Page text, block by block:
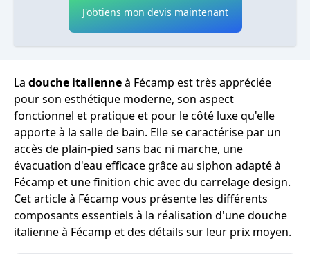
J'obtiens mon devis maintenant
La douche italienneà Fécamp est très appréciée
pour son esthétique moderne, son aspect
fonctionnel et pratique et pour le côté luxe qu'elle
apporte à la salle de bain. Elle se caractérise par un
accès de plain-pied sans bac ni marche, une
évacuation d'eau efficace grâce au siphon adapté à
Fécamp et une finition chic avec du carrelage design.
Cet article à Fécamp vous présente les différents
composants essentiels à la réalisation d'une douche
italienne à Fécamp et des détails sur leur prix moyen.